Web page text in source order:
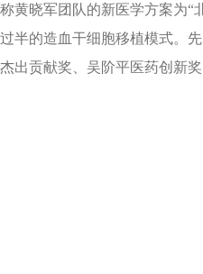
黄晓军团队的新医学方案为“
半的造血干细胞移植模式。
出贡献奖、吴阶平医药创新